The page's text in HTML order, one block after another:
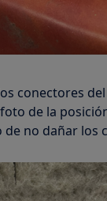
conectores
de la
de no dañar los